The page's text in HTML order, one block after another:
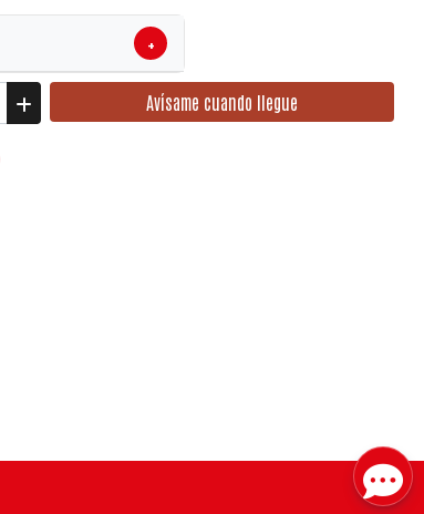
+
Avísame cuando llegue